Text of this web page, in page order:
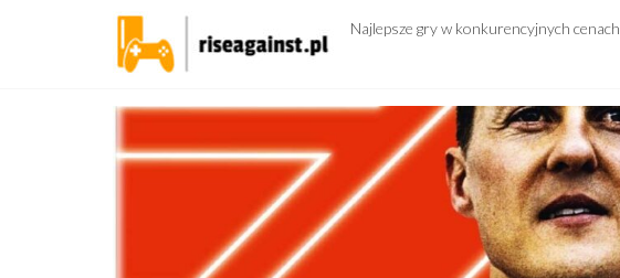
Najlepsze gry w konkurencyjnych cenach